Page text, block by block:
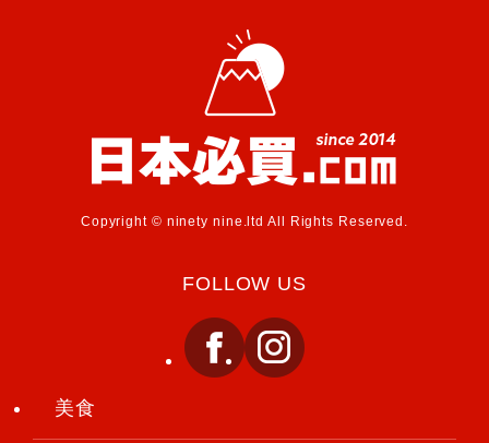
Copyright © ninety nine.ltd All Rights Reserved.
FOLLOW US
美食